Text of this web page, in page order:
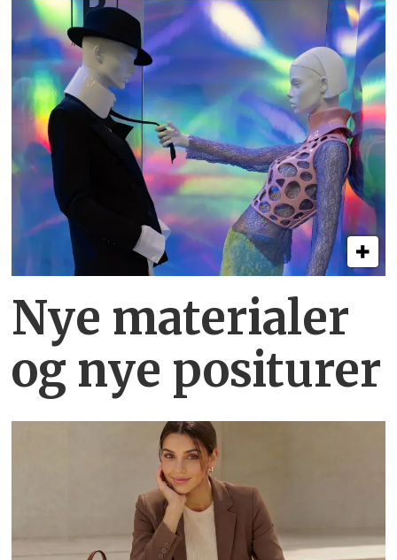
Nye materialer
og nye positurer